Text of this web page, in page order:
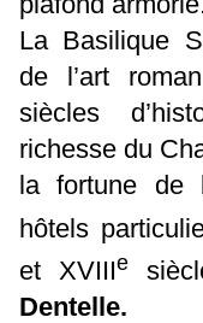
La Basilique
de l’art
siècles
richesse du
la fortune de
hôtels
et XVIIIe
Dentelle.